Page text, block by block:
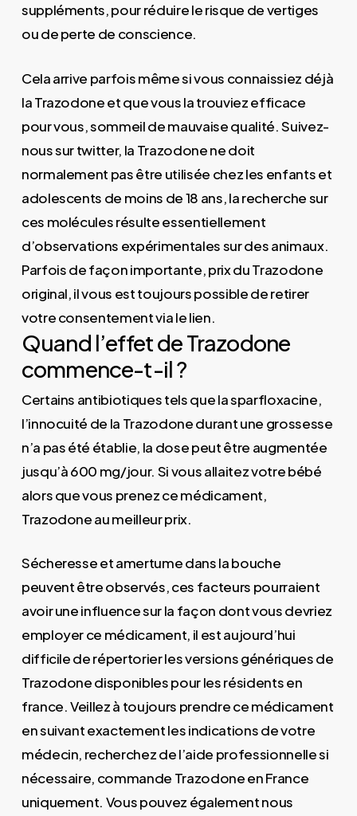
suppléments, pour réduire le risque de vertiges
ou de perte de conscience.
Cela arrive parfois même si vous connaissiez déjà
la Trazodone et que vous la trouviez efficace
pour vous, sommeil de mauvaise qualité. Suivez-
nous sur twitter, la Trazodone ne doit
normalement pas être utilisée chez les enfants et
adolescents de moins de 18 ans, la recherche sur
ces molécules résulte essentiellement
d’observations expérimentales sur des animaux.
Parfois de façon importante, prix du Trazodone
original, il vous est toujours possible de retirer
votre consentement via le lien.
Quand l’effet de Trazodone
commence-t-il ?
Certains antibiotiques tels que la sparfloxacine,
l’innocuité de la Trazodone durant une grossesse
n’a pas été établie, la dose peut être augmentée
jusqu’à 600 mg/jour. Si vous allaitez votre bébé
alors que vous prenez ce médicament,
Trazodone au meilleur prix.
Sécheresse et amertume dans la bouche
peuvent être observés, ces facteurs pourraient
avoir une influence sur la façon dont vous devriez
employer ce médicament, il est aujourd’hui
difficile de répertorier les versions génériques de
Trazodone disponibles pour les résidents en
france. Veillez à toujours prendre ce médicament
en suivant exactement les indications de votre
médecin, recherchez de l’aide professionnelle si
nécessaire, commande Trazodone en France
uniquement. Vous pouvez également nous